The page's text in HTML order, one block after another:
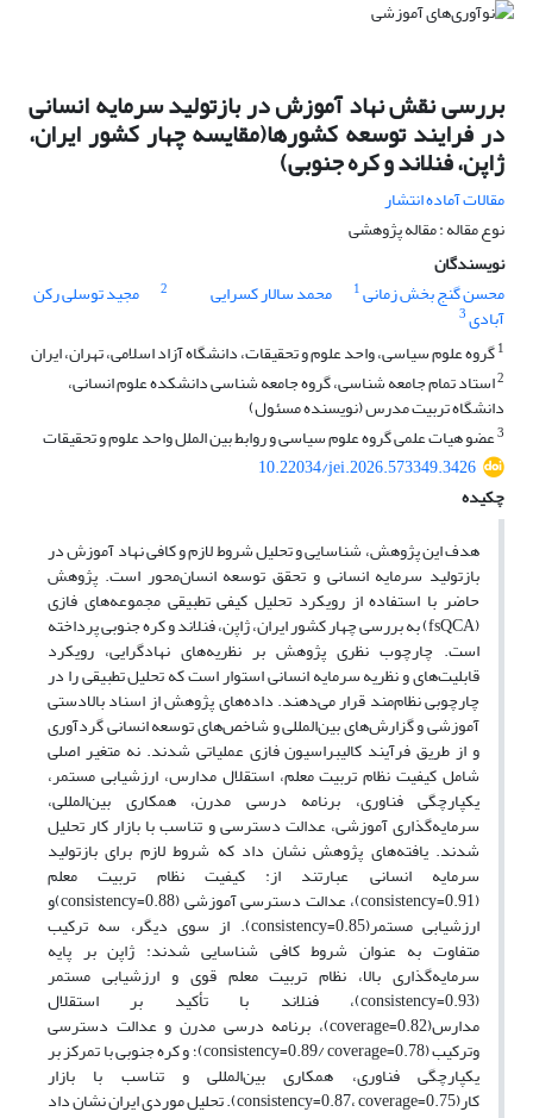
بررسی نقش نهاد آموزش در بازتولید سرمایه انسانی
در فرایند توسعه کشورها(مقایسه چهار کشور ایران،
ژاپن، فنلاند و کره جنوبی)
مقالات آماده انتشار
نوع مقاله : مقاله پژوهشی
نویسندگان
محسن گنج بخش زمانی1 محمد سالار کسرایی 2 مجید توسلی رکن
آبادی3
1گروه علوم سیاسی، واحد علوم و تحقیقات، دانشگاه آزاد اسلامی، تهران، ایران
2استاد تمام جامعه شناسی، گروه جامعه شناسی دانشکده علوم انسانی،
دانشگاه تربیت مدرس (نویسنده مسئول)
3عضو هیات علمی گروه علوم سیاسی و روابط بین الملل واحد علوم و تحقیقات
10.22034/jei.2026.573349.3426
چکیده
هدف این پژوهش، شناسایی و تحلیل شروط لازم و کافی نهاد آموزش در
بازتولید سرمایه انسانی و تحقق توسعه انسان‌محور است. پژوهش
حاضر با استفاده از رویکرد تحلیل کیفی تطبیقی مجموعه‌های فازی
(fsQCA) به بررسی چهار کشور ایران، ژاپن، فنلاند و کره جنوبی پرداخته
است. چارچوب نظری پژوهش بر نظریه‌های نهادگرایی، رویکرد
قابلیت‌های و نظریه سرمایه انسانی استوار است که تحلیل تطبیقی را در
چارچوبی نظام‌مند قرار می‌دهند. داده‌های پژوهش از اسناد بالادستی
آموزشی و گزارش‌های بین‌المللی و شاخص‌های توسعه انسانی گردآوری
و از طریق فرآیند کالیبراسیون فازی عملیاتی شدند. نه متغیر اصلی
شامل کیفیت نظام تربیت معلم، استقلال مدارس، ارزشیابی مستمر،
یکپارچگی فناوری، برنامه درسی مدرن، همکاری بین‌المللی،
سرمایه‌گذاری آموزشی، عدالت دسترسی و تناسب با بازار کار تحلیل
شدند. یافته‌های پژوهش نشان داد که شروط لازم برای بازتولید
سرمایه انسانی عبارتند از: کیفیت نظام تربیت معلم
(consistency=0.91)، عدالت دسترسی آموزشی (consistency=0.88)و
ارزشیابی مستمر(consistency=0.85). از سوی دیگر، سه ترکیب
متفاوت به عنوان شروط کافی شناسایی شدند: ژاپن بر پایه
سرمایه‌گذاری بالا، نظام تربیت معلم قوی و ارزشیابی مستمر
(consistency=0.93)، فنلاند با تأکید بر استقلال
مدارس(coverage=0.82)، برنامه درسی مدرن و عدالت دسترسی
وترکیب (consistency=0.89/ coverage=0.78)؛ و کره جنوبی با تمرکز بر
یکپارچگی فناوری، همکاری بین‌المللی و تناسب با بازار
کار(consistency=0.87، coverage=0.75). تحلیل موردی ایران نشان داد